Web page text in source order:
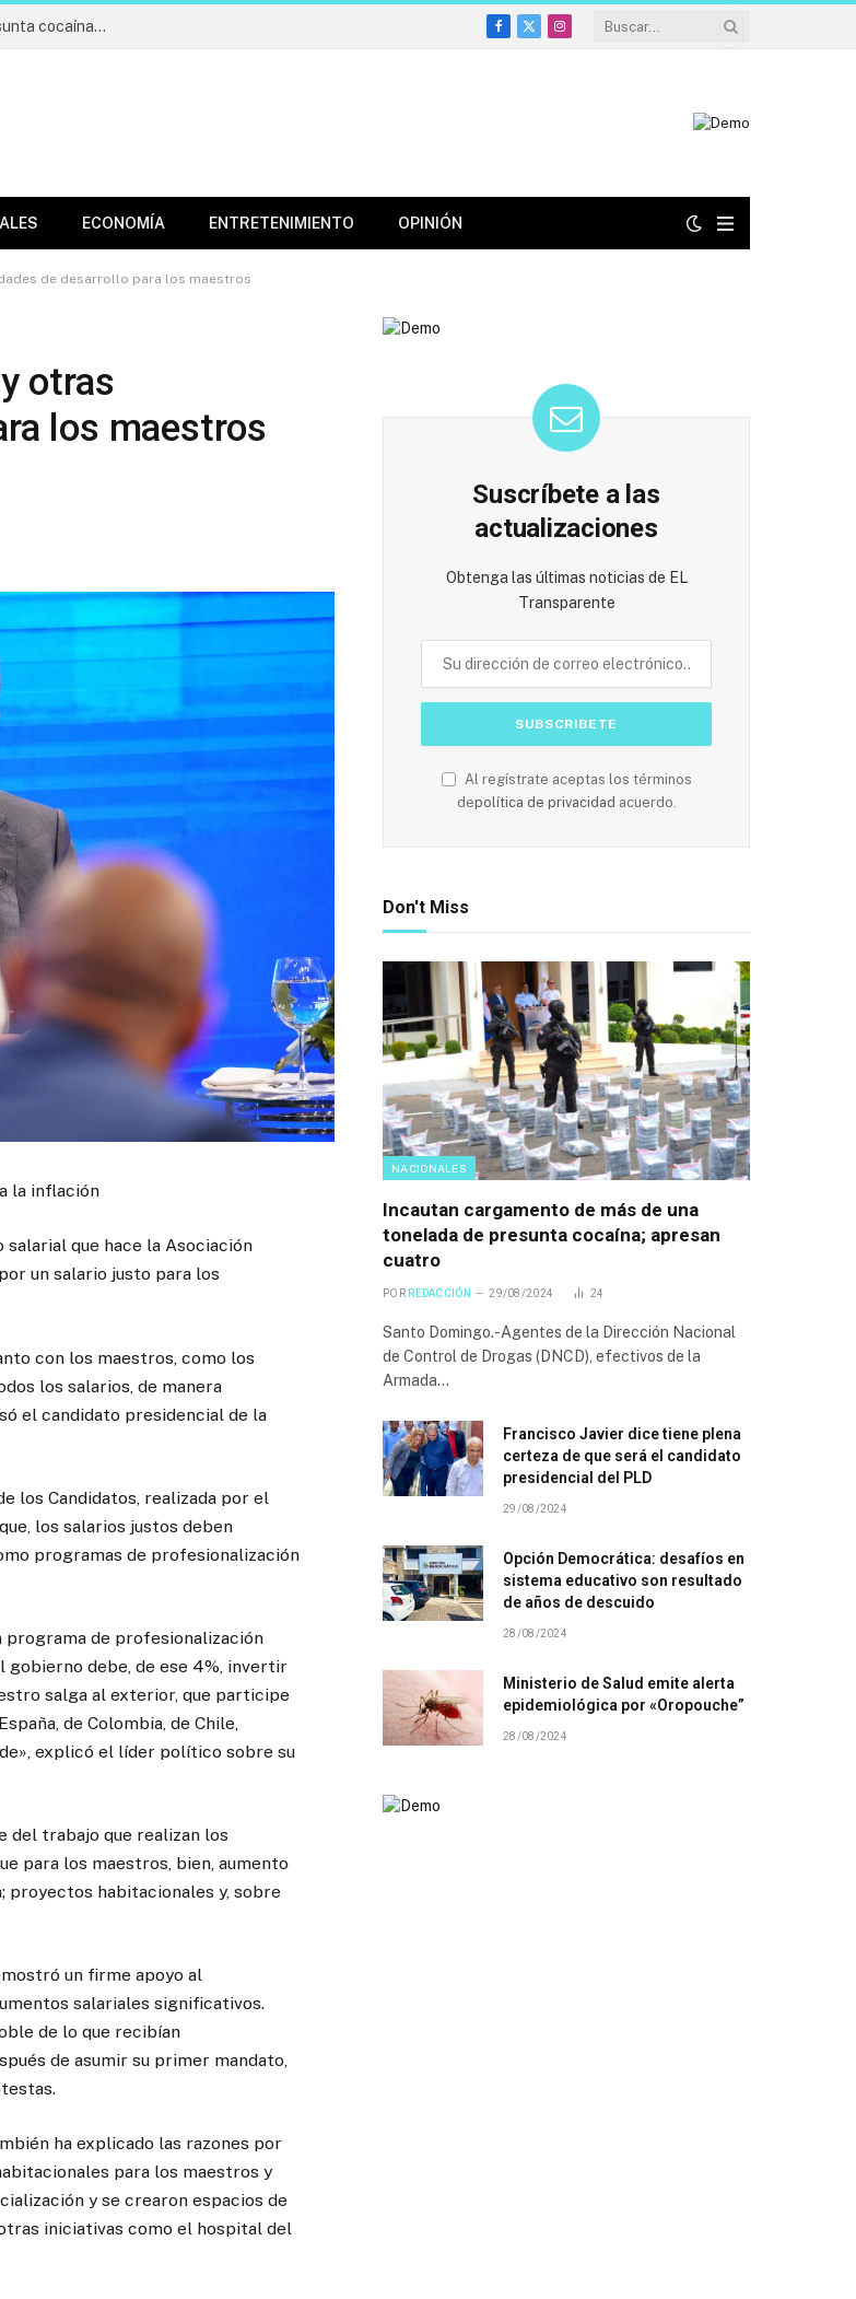
Incautan cargamento de más de una tonelada de presunta cocaína; apresan cuatro
Facebook
X
Instagram
ECONOMÍA ENTRETENIMIENTO OPINIÓN
de desarrollo para los maestros
otras
los maestros
la inflación
salarial que hace la Asociación
un salario justo para los
con los maestros, como los
los salarios, de manera
el candidato presidencial de la
los Candidatos, realizada por el
los salarios justos deben
programas de profesionalización
programa de profesionalización
gobierno debe, de ese 4%, invertir
salga al exterior, que participe
de Colombia, de Chile,
explicó el líder político sobre su
del trabajo que realizan los
para los maestros, bien, aumento
proyectos habitacionales y, sobre
un firme apoyo al
salariales significativos.
de lo que recibían
de asumir su primer mandato,
ha explicado las razones por
para los maestros y
y se crearon espacios de
iniciativas como el hospital del
Suscríbete a las
actualizaciones
Obtenga las últimas noticias de EL
Transparente
Al regístrate aceptas los términos
depolítica de privacidad acuerdo.
Don't Miss
NACIONALES
Incautan cargamento de más de una
tonelada de presunta cocaína; apresan
cuatro
POR REDACCIÓN 29/08/2024 24
Santo Domingo.-Agentes de la Dirección Nacional
de Control de Drogas (DNCD), efectivos de la
Armada…
Francisco Javier dice tiene plena
certeza de que será el candidato
presidencial del PLD
29/08/2024
Opción Democrática: desafíos en
sistema educativo son resultado
de años de descuido
28/08/2024
Ministerio de Salud emite alerta
epidemiológica por «Oropouche”
28/08/2024